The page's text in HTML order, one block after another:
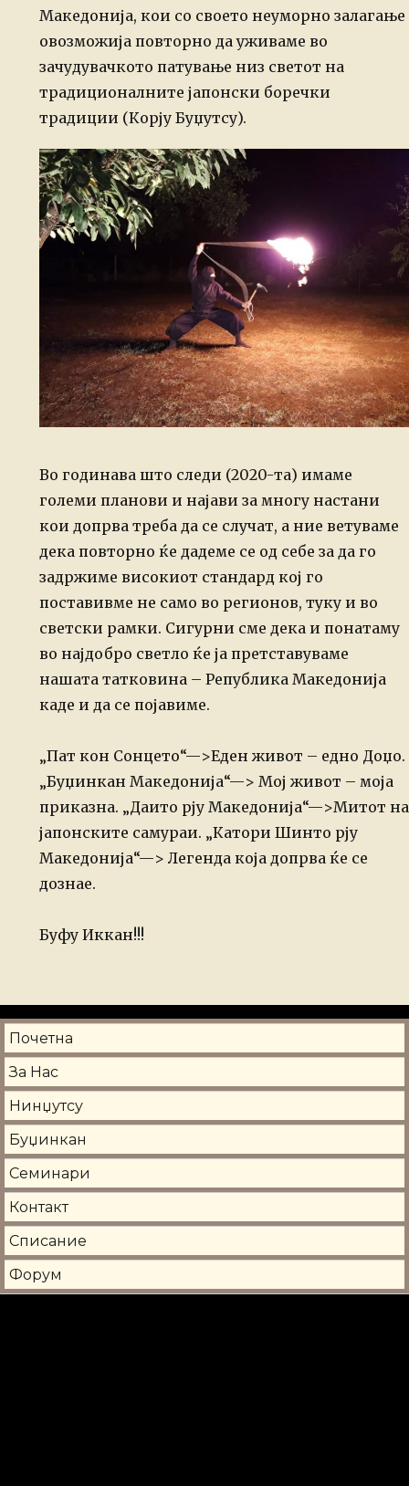
Македонија, кои со своето неуморно залагање
овозможија повторно да уживаме во
зачудувачкото патување низ светот на
традиционалните јапонски боречки
традиции (Корју Буџутсу).
Во годинава што следи (2020-та) имаме
големи планови и најави за многу настани
кои допрва треба да се случат, а ние ветуваме
дека повторно ќе дадеме се од себе за да го
задржиме високиот стандард кој го
поставивме не само во регионов, туку и во
светски рамки. Сигурни сме дека и понатаму
во најдобро светло ќе ја претставуваме
нашата татковина – Република Македонија
каде и да се појавиме.
„Пат кон Сонцето“—>Еден живот – едно Доџо.
„Буџинкан Македонија“—> Мој живот – моја
приказна. „Даито рју Македонија“—>Митот на
јапонските самураи. „Катори Шинто рју
Македонија“—> Легенда која допрва ќе се
дознае.
Буфу Иккан!!!
Почетна
За Нас
Нинџутсу
Буџинкан
Семинари
Контакт
Списание
Форум